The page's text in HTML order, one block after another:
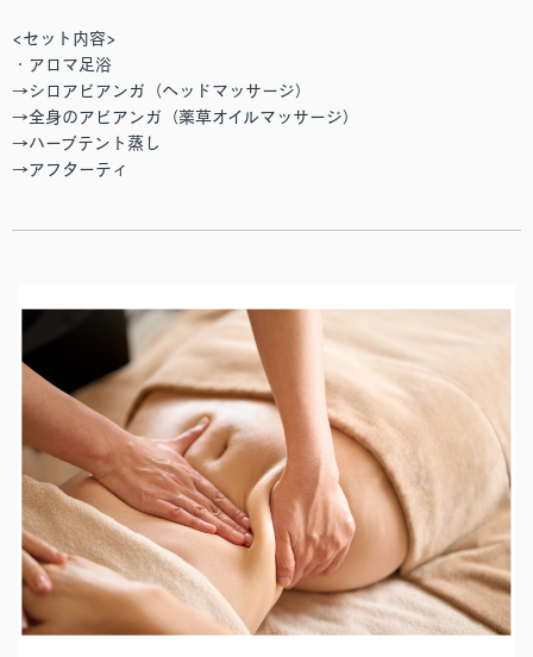
<セット内容>
・アロマ足浴
→シロアビアンガ（ヘッドマッサージ）
→全身のアビアンガ（薬草オイルマッサージ）
→ハーブテント蒸し
→アフターティ